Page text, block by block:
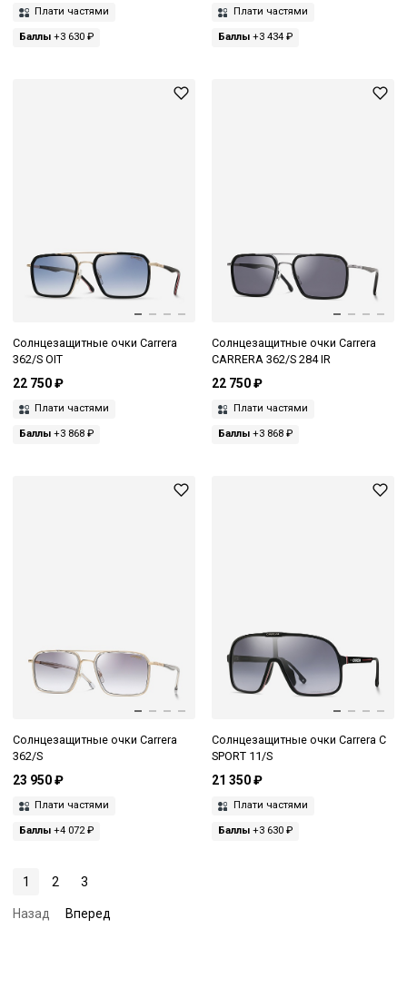
Плати частями
Баллы +3 630 ₽
Плати частями
Баллы+3 434 ₽
Солнцезащитные очки Carrera
362/S OIT
22 750 ₽
Плати частями
Баллы +3 868 ₽
Солнцезащитные очки Carrera
CARRERA 362/S 284 IR
22 750 ₽
Плати частями
Баллы+3 868 ₽
Солнцезащитные очки Carrera
362/S
23 950 ₽
Плати частями
Баллы +4 072 ₽
Солнцезащитные очки Carrera C
SPORT 11/S
21 350 ₽
Плати частями
Баллы+3 630 ₽
1 2 3
Назад Вперед